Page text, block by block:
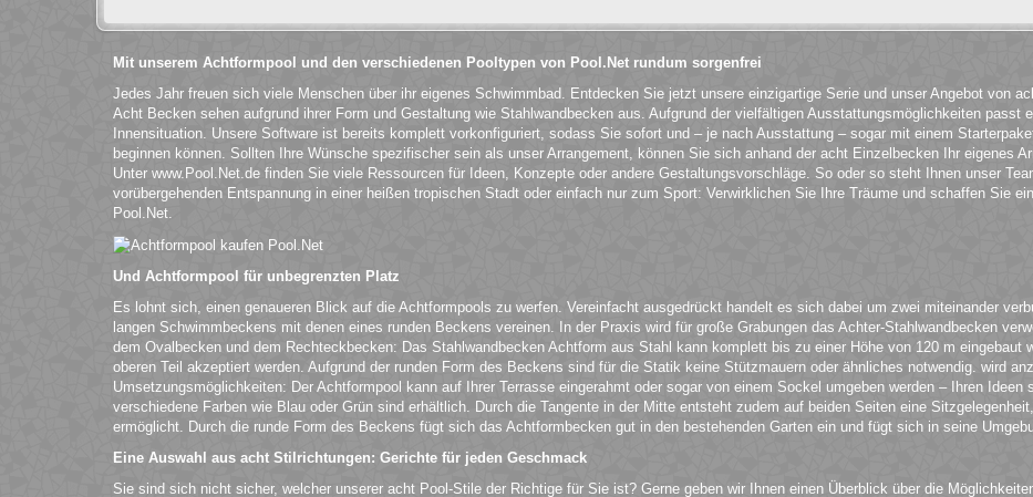
Mit unserem Achtformpool und den verschiedenen Pooltypen von Pool.Net rundum sorgenfrei
Jedes Jahr freuen sich viele Menschen über ihr eigenes Schwimmbad. Entdecken Sie jetzt unsere einzigartige Serie und unser Angebot von
Acht Becken sehen aufgrund ihrer Form und Gestaltung wie Stahlwandbecken aus. Aufgrund der vielfältigen Ausstattungsmöglichkeiten passt
Innensituation. Unsere Software ist bereits komplett vorkonfiguriert, sodass Sie sofort und – je nach Ausstattung – sogar mit einem
beginnen können. Sollten Ihre Wünsche spezifischer sein als unser Arrangement, können Sie sich anhand der acht Einzelbecken Ihr eigenes
Unter www.Pool.Net.de finden Sie viele Ressourcen für Ideen, Konzepte oder andere Gestaltungsvorschläge. So oder so steht Ihnen unser
vorübergehenden Entspannung in einer heißen tropischen Stadt oder einfach nur zum Sport: Verwirklichen Sie Ihre Träume und schaffen Sie
Pool.Net.
Und Achtformpool für unbegrenzten Platz
Es lohnt sich, einen genaueren Blick auf die Achtformpools zu werfen. Vereinfacht ausgedrückt handelt es sich dabei um zwei miteinander
langen Schwimmbeckens mit denen eines runden Beckens vereinen. In der Praxis wird für große Grabungen das Achter-Stahlwandbecken
dem Ovalbecken und dem Rechteckbecken: Das Stahlwandbecken Achtform aus Stahl kann komplett bis zu einer Höhe von 120 m eingebaut
oberen Teil akzeptiert werden. Aufgrund der runden Form des Beckens sind für die Statik keine Stützmauern oder ähnliches notwendig. wird
Umsetzungsmöglichkeiten: Der Achtformpool kann auf Ihrer Terrasse eingerahmt oder sogar von einem Sockel umgeben werden – Ihren
verschiedene Farben wie Blau oder Grün sind erhältlich. Durch die Tangente in der Mitte entsteht zudem auf beiden Seiten eine
ermöglicht. Durch die runde Form des Beckens fügt sich das Achtformbecken gut in den bestehenden Garten ein und fügt sich in seine
Eine Auswahl aus acht Stilrichtungen: Gerichte für jeden Geschmack
Sie sind sich nicht sicher, welcher unserer acht Pool-Stile der Richtige für Sie ist? Gerne geben wir Ihnen einen Überblick über die